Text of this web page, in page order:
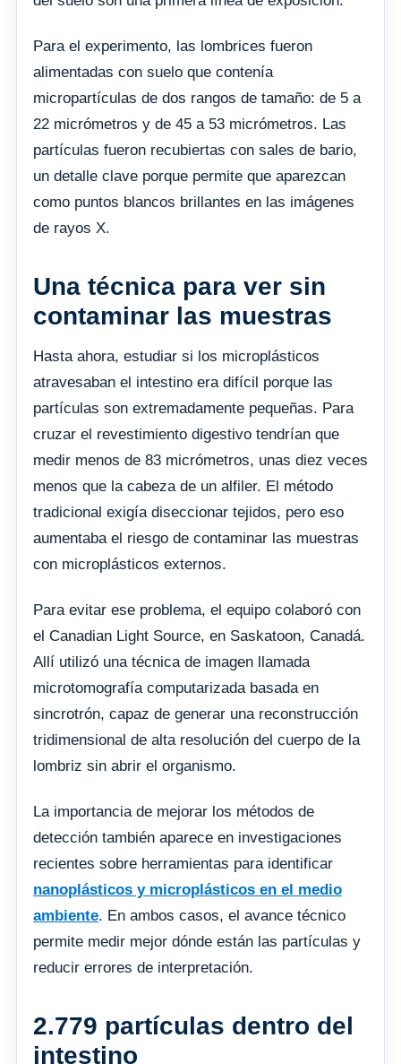
Para el experimento, las lombrices fueron
alimentadas con suelo que contenía
micropartículas de dos rangos de tamaño: de 5 a
22 micrómetros y de 45 a 53 micrómetros. Las
partículas fueron recubiertas con sales de bario,
un detalle clave porque permite que aparezcan
como puntos blancos brillantes en las imágenes
de rayos X.
Una técnica para ver sin
contaminar las muestras
Hasta ahora, estudiar si los microplásticos
atravesaban el intestino era difícil porque las
partículas son extremadamente pequeñas. Para
cruzar el revestimiento digestivo tendrían que
medir menos de 83 micrómetros, unas diez veces
menos que la cabeza de un alfiler. El método
tradicional exigía diseccionar tejidos, pero eso
aumentaba el riesgo de contaminar las muestras
con microplásticos externos.
Para evitar ese problema, el equipo colaboró con
el Canadian Light Source, en Saskatoon, Canadá.
Allí utilizó una técnica de imagen llamada
microtomografía computarizada basada en
sincrotrón, capaz de generar una reconstrucción
tridimensional de alta resolución del cuerpo de la
lombriz sin abrir el organismo.
La importancia de mejorar los métodos de
detección también aparece en investigaciones
recientes sobre herramientas para identificar
nanoplásticos y microplásticos en el medio
ambiente. En ambos casos, el avance técnico
permite medir mejor dónde están las partículas y
reducir errores de interpretación.
2.779 partículas dentro del
intestino